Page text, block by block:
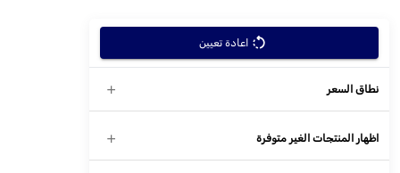
اعادة تعيين
نطاق السعر
اظهار المنتجات الغير متوفرة